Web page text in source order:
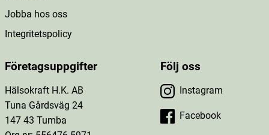
Jobba hos oss
Integritetspolicy
Företagsuppgifter
Hälsokraft H.K. AB
Tuna Gårdsväg 24
147 43 Tumba
Följ oss
Instagram
Facebook